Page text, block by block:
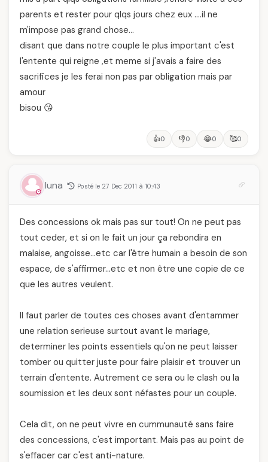
parents et rester pour qlqs jours chez eux ….il ne
m'impose pas grand chose…
disant que dans notre couple le plus important c'est
l'entente qui reigne ,et meme si j'avais a faire des
sacrifices je les ferai non pas par obligation mais par
amour
bisou 😘
👍0 👎0 😂0 🥰0
luna Posté le 27 Dec 2011 à 10:43
Des concessions ok mais pas sur tout! On ne peut pas
tout ceder, et si on le fait un jour ça rebondira en
malaise, angoisse…etc car l'être humain a besoin de son
espace, de s'affirmer…etc et non être une copie de ce
que les autres veulent.
Il faut parler de toutes ces choses avant d'entammer
une relation serieuse surtout avant le mariage,
determiner les points essentiels qu'on ne peut laisser
tomber ou quitter juste pour faire plaisir et trouver un
terrain d'entente. Autrement ce sera ou le clash ou la
soumission et les deux sont néfastes pour un couple.
Cela dit, on ne peut vivre en cummunauté sans faire
des concessions, c'est important. Mais pas au point de
s'effacer car c'est anti-nature.